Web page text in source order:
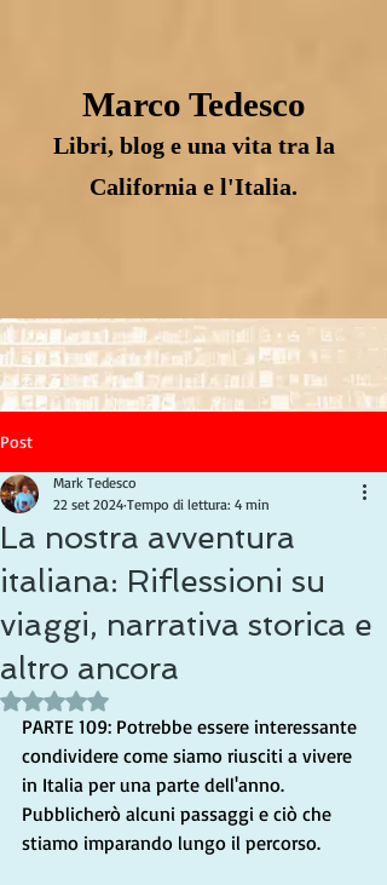
Marco Tedesco
Libri, blog e una vita tra la
California e l'Italia.
Post
La nostra avventura
italiana: Riflessioni su
viaggi, narrativa storica e
altro ancora
Mark Tedesco
22 set 2024 Tempo di lettura: 4 min
Valutazione NaN stelle su 5.
PARTE 109: Potrebbe essere interessante
condividere come siamo riusciti a vivere
in Italia per una parte dell'anno.
Pubblicherò alcuni passaggi e ciò che
stiamo imparando lungo il percorso.